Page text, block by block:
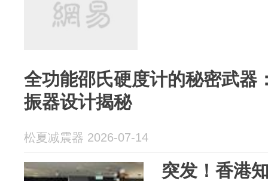
全功能邵氏硬度计的秘密武器
振器设计揭秘
松夏减震器 2026-07-14
突发！香港